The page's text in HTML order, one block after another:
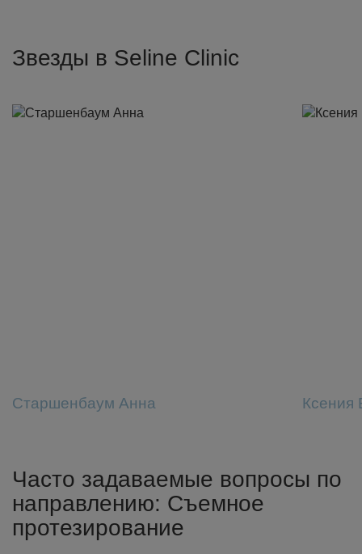
Звезды в Seline Clinic
Старшенбаум Анна Ксения
Часто задаваемые вопросы по
направлению: Съемное
протезирование